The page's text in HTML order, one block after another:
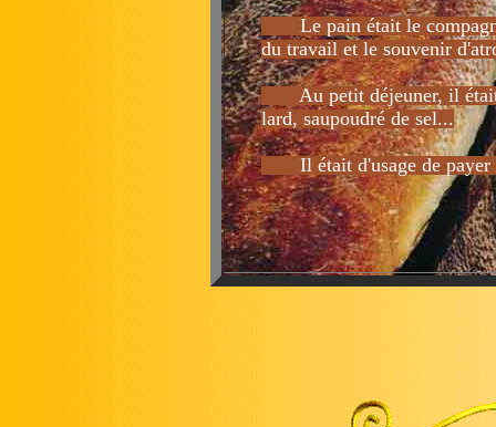
Le pain était le
du travail et le souvenir
Au petit déjeuner, il était
lard, saupoudré de sel...
Il était d'usage de payer